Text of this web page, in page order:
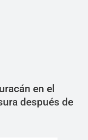
en el
después de